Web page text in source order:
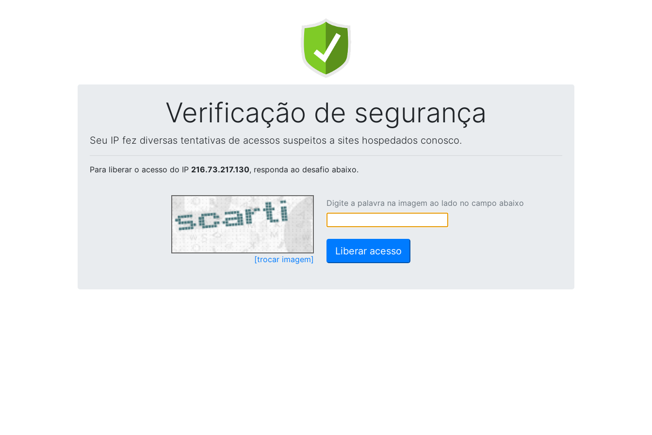
Verificação de segurança
Seu IP fez diversas tentativas de acessos suspeitos a sites hospedados conosco.
Para liberar o acesso do IP 216.73.217.130, responda ao desafio abaixo.
[trocar imagem]
Digite a palavra na imagem ao lado no campo abaixo